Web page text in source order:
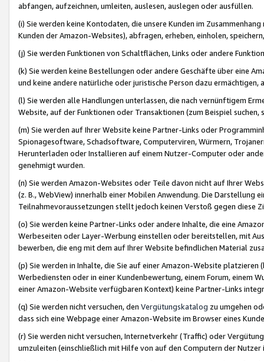
abfangen, aufzeichnen, umleiten, auslesen, auslegen oder ausfüllen.
(i) Sie werden keine Kontodaten, die unsere Kunden im
Kunden der Amazon-Websites), abfragen, erheben, einholen,
(j) Sie werden Funktionen von Schaltflächen, Links oder andere
(k) Sie werden keine Bestellungen oder andere Geschäfte über eine
und keine andere natürliche oder juristische Person dazu
(l) Sie werden alle Handlungen unterlassen, die nach vernünftigem
Website, auf der Funktionen oder Transaktionen (zum Beispiel
(m) Sie werden auf Ihrer Website keine Partner-Links oder
Spionagesoftware, Schadsoftware, Computerviren, Würmern,
Herunterladen oder Installieren auf einem Nutzer-Computer oder
genehmigt wurden.
(n) Sie werden Amazon-Websites oder Teile davon nicht auf Ihrer
(z. B., WebView) innerhalb einer Mobilen Anwendung. Die Darstellung
Teilnahmevoraussetzungen stellt jedoch keinen Verstoß gegen diese
(o) Sie werden keine Partner-Links oder andere Inhalte, die eine
Werbeseiten oder Layer-Werbung einstellen oder bereitstellen, mit
bewerben, die eng mit dem auf Ihrer Website befindlichen Material
(p) Sie werden in Inhalte, die Sie auf einer Amazon-Website
Werbediensten oder in einer Kundenbewertung, einem Forum, einem
einer Amazon-Website verfügbaren Kontext) keine Partner-Links
(q) Sie werden nicht versuchen, den Vergütungskatalog zu umgehen
dass sich eine Webpage einer Amazon-Website im Browser eines
(r) Sie werden nicht versuchen, Internetverkehr (Traffic) oder
umzuleiten (einschließlich mit Hilfe von auf den Computern der